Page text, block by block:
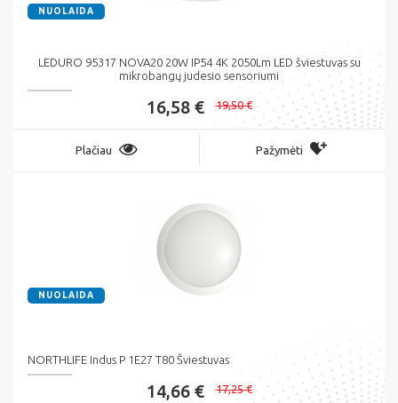
NUOLAIDA
LEDURO 95317 NOVA20 20W IP54 4K 2050Lm LED šviestuvas su
mikrobangų judesio sensoriumi
16,58 € 19,50 €
Plačiau Pažymėti
NUOLAIDA
NORTHLIFE Indus P 1E27 T80 Šviestuvas
14,66 € 17,25 €